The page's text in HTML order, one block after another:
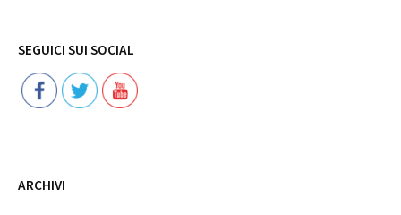
SEGUICI SUI SOCIAL
ARCHIVI